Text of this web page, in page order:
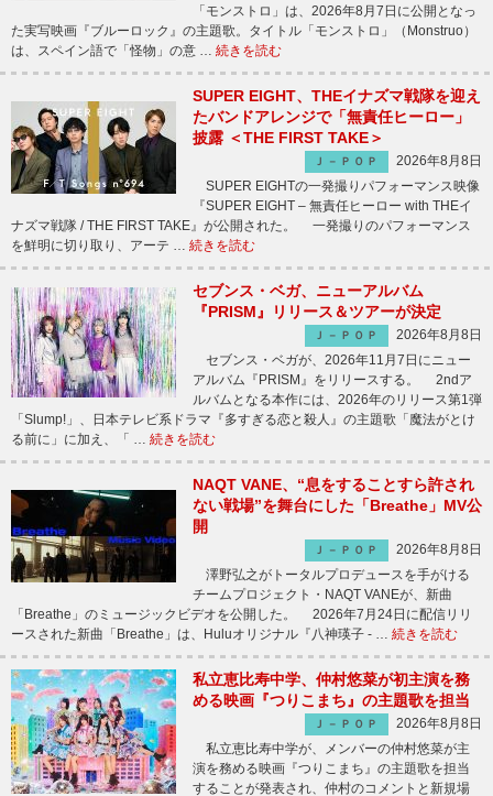
「モンストロ」は、2026年8月7日に公開となっ
た実写映画『ブルーロック』の主題歌。タイトル「モンストロ」（Monstruo）
は、スペイン語で「怪物」の意 … 続きを読む
SUPER EIGHT、THEイナズマ戦隊を迎え
たバンドアレンジで「無責任ヒーロー」
披露 ＜THE FIRST TAKE＞
Ｊ－ＰＯＰ
2026年8月8日
SUPER EIGHTの一発撮りパフォーマンス映像
『SUPER EIGHT – 無責任ヒーロー with THEイ
ナズマ戦隊 / THE FIRST TAKE』が公開された。 一発撮りのパフォーマンス
を鮮明に切り取り、アーテ … 続きを読む
セブンス・ベガ、ニューアルバム
『PRISM』リリース＆ツアーが決定
Ｊ－ＰＯＰ
2026年8月8日
セブンス・ベガが、2026年11月7日にニュー
アルバム『PRISM』をリリースする。 2ndア
ルバムとなる本作には、2026年のリリース第1弾
「Slump!」、日本テレビ系ドラマ『多すぎる恋と殺人』の主題歌「魔法がとけ
る前に」に加え、「 … 続きを読む
NAQT VANE、“息をすることすら許され
ない戦場”を舞台にした「Breathe」MV公
開
Ｊ－ＰＯＰ
2026年8月8日
澤野弘之がトータルプロデュースを手がける
チームプロジェクト・NAQT VANEが、新曲
「Breathe」のミュージックビデオを公開した。 2026年7月24日に配信リリ
ースされた新曲「Breathe」は、Huluオリジナル『八神瑛子 - … 続きを読む
私立恵比寿中学、仲村悠菜が初主演を務
める映画『つりこまち』の主題歌を担当
Ｊ－ＰＯＰ
2026年8月8日
私立恵比寿中学が、メンバーの仲村悠菜が主
演を務める映画『つりこまち』の主題歌を担当
することが発表され、仲村のコメントと新規場